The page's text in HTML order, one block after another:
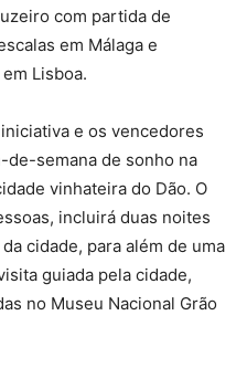
com partida de
em Málaga e
Lisboa.
e os vencedores
de-semana de sonho na
vinhateira do Dão. O
incluirá duas noites
cidade, para além de uma
guiada pela cidade,
no Museu Nacional Grão